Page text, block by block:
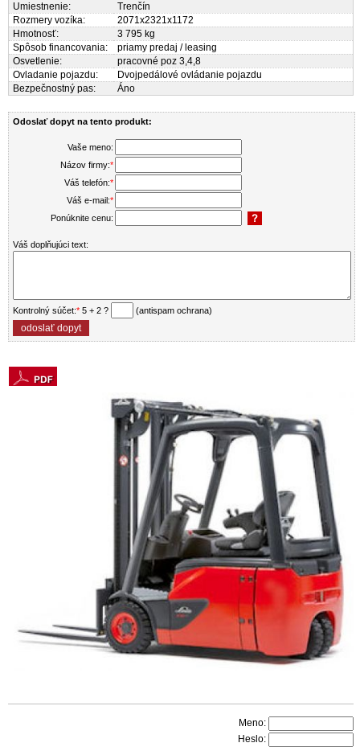
Umiestnenie:
Trenčín
Rozmery vozíka:
2071x2321x1172
Hmotnosť:
3 795 kg
Spôsob financovania:
priamy predaj / leasing
Osvetlenie:
pracovné poz 3,4,8
Ovladanie pojazdu:
Dvojpedálové ovládanie pojazdu
Bezpečnostný pas:
Áno
Odoslať dopyt na tento produkt:
Vaše meno:
Názov firmy:*
Váš telefón:*
Váš e-mail:*
Ponúknite cenu:
Váš doplňujúci text:
Kontrolný súčet:* 5 + 2 ? (antispam ochrana)
Meno:
Heslo: